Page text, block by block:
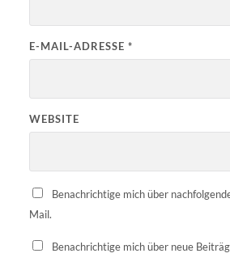
E-MAIL-ADRESSE *
WEBSITE
Benachrichtige mich über
Mail.
Benachrichtige mich über neue